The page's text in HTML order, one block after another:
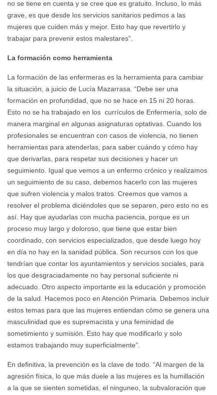
no se tiene en cuenta y se cree que es gratuito. Incluso, lo más
grave, es que desde los servicios sanitarios pedimos a las
mujeres que cuiden más y mejor. Esto hay que revertirlo y
trabajar para prevenir estos malestares”.
La formación como herramienta
La formación de las enfermeras es la herramienta para cambiar
la situación, a juicio de Lucía Mazarrasa. “Debe ser una
formación en profundidad, que no se hace en 15 ni 20 horas.
Esto no se ha trabajado en los currículos de Enfermería, solo de
manera marginal en algunas asignaturas optativas. Cuando los
profesionales se encuentran con casos de violencia, no tienen
herramientas para atenderlas, para saber cuándo y cómo hay
que derivarlas, para respetar sus decisiones y hacer un
seguimiento. Igual que vemos a un enfermo crónico y realizamos
un seguimiento de su caso, debemos hacerlo con las mujeres
que sufren violencia y malos tratos. Creemos que vamos a
resolver el problema diciéndoles que se separen, pero esto no es
así. Hay que ayudarlas con mucha paciencia, porque es un
proceso muy largo y doloroso, que tiene que estar bien
coordinado, con servicios especializados, que desde luego hoy
en día no hay en la sanidad pública. Son recursos con los que
tendrían que contar los ayuntamientos y servicios sociales, para
los que desgraciadamente no hay personal suficiente ni
adecuado. Otro aspecto importante es la educación y promoción
de la salud. Hacemos poco en Atención Primaria. Debemos incluir
estos temas para que las mujeres entiendan cómo se genera una
masculinidad que es supremacista y una feminidad de
sometimiento y sumisión. Esto hay que modificarlo y solo
estamos trabajando muy superficialmente”.
En definitiva, la prevención es la clave de todo. “Al margen de la
agresión física, lo que más duele a las mujeres es la humillación
a la que se sienten sometidas, el ninguneo, la subvaloración que